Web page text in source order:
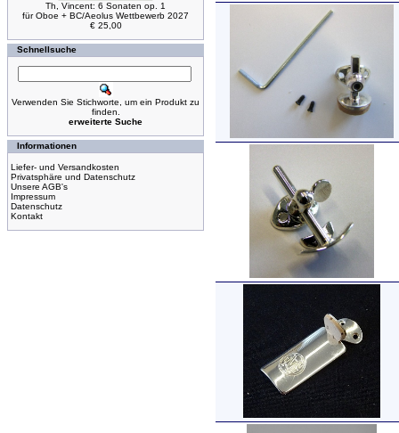
Th, Vincent: 6 Sonaten op. 1
für Oboe + BC/Aeolus Wettbewerb 2027
€ 25,00
Schnellsuche
Verwenden Sie Stichworte, um ein Produkt zu
finden.
erweiterte Suche
Informationen
Liefer- und Versandkosten
Privatsphäre und Datenschutz
Unsere AGB's
Impressum
Datenschutz
Kontakt